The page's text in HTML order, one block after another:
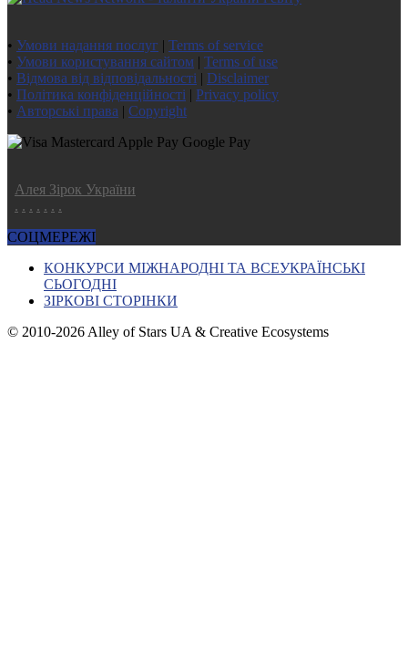
• Умови надання послуг | Terms of service
• Умови користування сайтом | Terms of use
• Відмова від відповідальності | Disclaimer
• Політика конфіденційності | Privacy policy
• Авторські права | Copyright
Алея Зірок України
. . . . . . .
СОЦМЕРЕЖІ
КОНКУРСИ МІЖНАРОДНІ ТА ВСЕУКРАЇНСЬКІ
СЬОГОДНІ
ЗІРКОВІ СТОРІНКИ
© 2010-2026 Alley of Stars UA & Creative Ecosystems